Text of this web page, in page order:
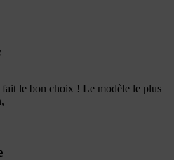
fait le bon choix ! Le modèle le plus